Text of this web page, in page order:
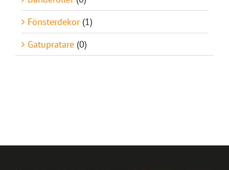
Fönsterdekor (1)
Gatupratare (0)